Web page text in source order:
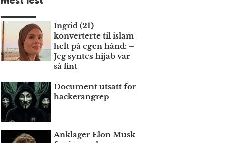
Ingrid (21)
konverterte til islam
helt på egen hånd: –
Jeg syntes hijab var
så fint
Document utsatt for
hackerangrep
Anklager Elon Musk